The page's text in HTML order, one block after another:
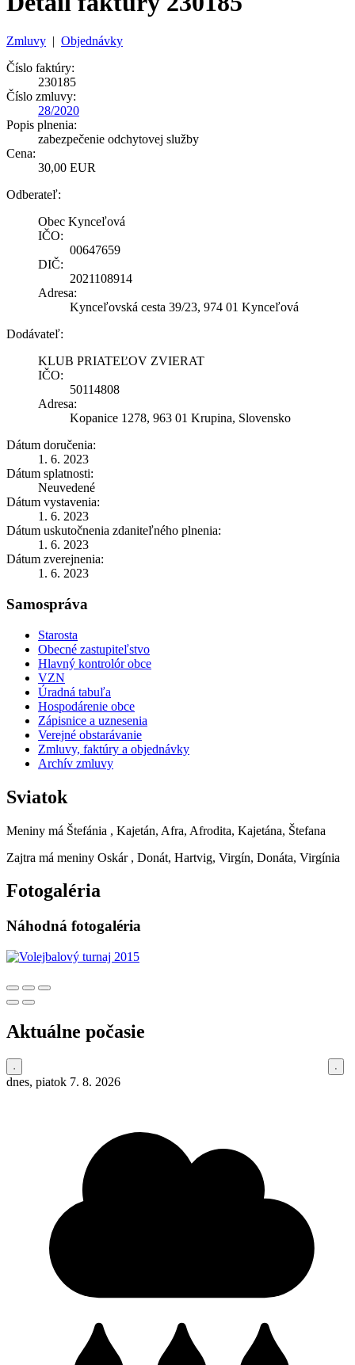
Zmluvy | Objednávky
Číslo faktúry:
230185
Číslo zmluvy:
28/2020
Popis plnenia:
zabezpečenie odchytovej služby
Cena:
30,00 EUR
Odberateľ:
Obec Kynceľová
IČO:
00647659
DIČ:
2021108914
Adresa:
Kynceľovská cesta 39/23, 974 01 Kynceľová
Dodávateľ:
KLUB PRIATEĽOV ZVIERAT
IČO:
50114808
Adresa:
Kopanice 1278, 963 01 Krupina, Slovensko
Dátum doručenia:
1. 6. 2023
Dátum splatnosti:
Neuvedené
Dátum vystavenia:
1. 6. 2023
Dátum uskutočnenia zdaniteľného plnenia:
1. 6. 2023
Dátum zverejnenia:
1. 6. 2023
Samospráva
Starosta
Obecné zastupiteľstvo
Hlavný kontrolór obce
VZN
Úradná tabuľa
Hospodárenie obce
Zápisnice a uznesenia
Verejné obstarávanie
Zmluvy, faktúry a objednávky
Archív zmluvy
Sviatok
Meniny má Štefánia , Kajetán, Afra, Afrodita, Kajetána, Štefana
Zajtra má meniny Oskár , Donát, Hartvig, Virgín, Donáta, Virgínia
Fotogaléria
Náhodná fotogaléria
Aktuálne počasie
dnes, piatok 7. 8. 2026